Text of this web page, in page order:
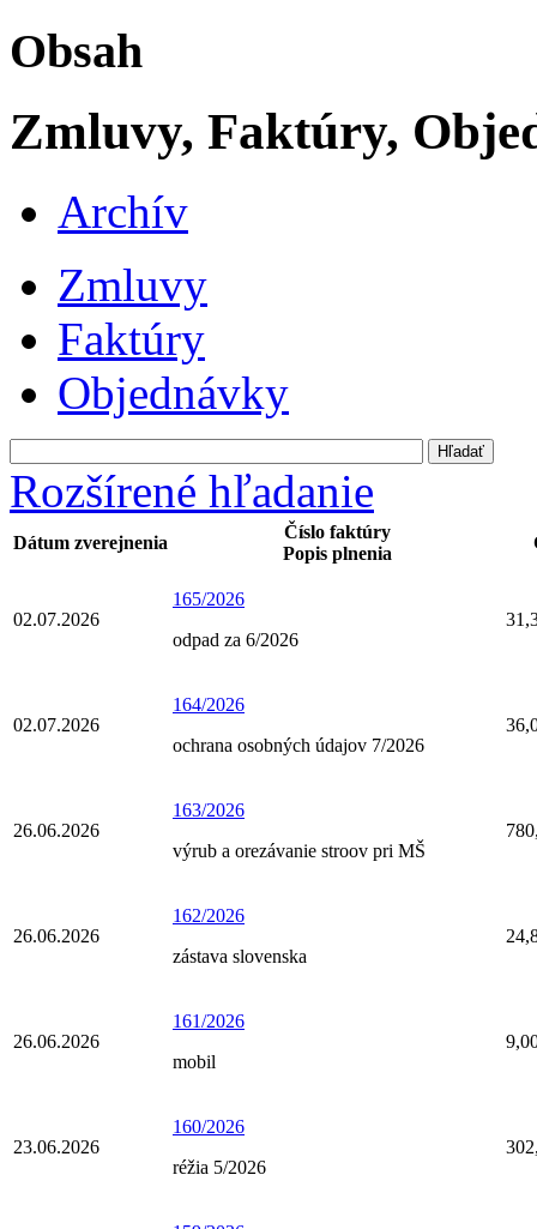
Obsah
Zmluvy, Faktúry,
Archív
Zmluvy
Faktúry
Objednávky
Rozšírené hľadanie
Dátum zverejnenia
Číslo faktúry
Popis plnenia
02.07.2026
165/2026
odpad za 6/2026
02.07.2026
164/2026
ochrana osobných údajov 7/2026
26.06.2026
163/2026
výrub a orezávanie stroov pri MŠ
26.06.2026
162/2026
zástava slovenska
26.06.2026
161/2026
mobil
23.06.2026
160/2026
réžia 5/2026